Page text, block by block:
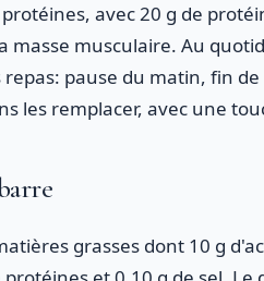
avec 20 g de
masse musculaire. Au
pause du matin, fin
les remplacer, avec une
grasses dont 10 g